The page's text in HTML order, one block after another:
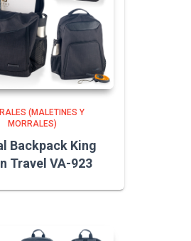
(MALETINES Y
MORRALES)
Backpack King
Travel VA-923